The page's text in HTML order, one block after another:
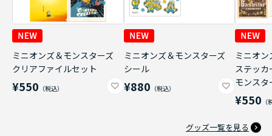
ミニオンズ＆モンスターズ
クリアファイルセット
¥550
ミニオンズ＆モンスターズ
シール
¥880
ミニオ
ステッ
モンスタ
¥550
グッズ一覧を見る